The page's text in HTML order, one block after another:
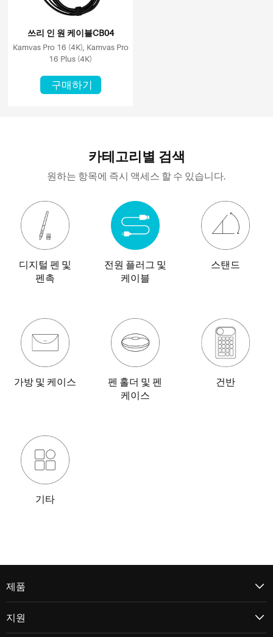
쓰리 인 원 케이블CB04
Kamvas Pro 16 (4K), Kamvas Pro
16 Plus (4K)
구매하기
카테고리별 검색
원하는 항목에 즉시 액세스 할 수 있습니다.
디지털 펜 및
펜촉
전원 플러그 및
케이블
스탠드
가방 및 케이스
펜 홀더 및 펜
케이스
건반
기타
제품
지원